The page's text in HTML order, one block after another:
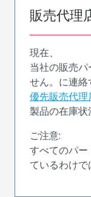
販売代理
現在、
当社の販売
せん。に連
優先販売代理
製品の在庫
ご注意:
すべてのパ
ているわけで